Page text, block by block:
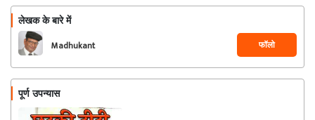
लेखक के बारे में
Madhukant फॉलो
पूर्ण उपन्यास